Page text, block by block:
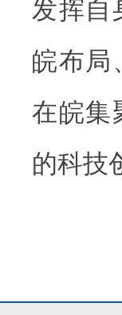
发挥自
皖布局
在皖集
的科技